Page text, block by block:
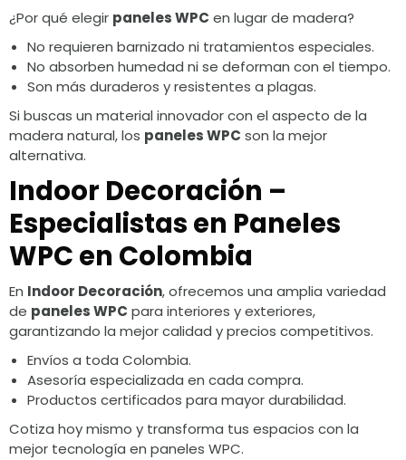
¿Por qué elegir paneles WPC en lugar de madera?
No requieren barnizado ni tratamientos especiales.
No absorben humedad ni se deforman con el tiempo.
Son más duraderos y resistentes a plagas.
Si buscas un material innovador con el aspecto de la
madera natural, los paneles WPC son la mejor
alternativa.
Indoor Decoración –
Especialistas en Paneles
WPC en Colombia
En Indoor Decoración, ofrecemos una amplia variedad
de paneles WPC para interiores y exteriores,
garantizando la mejor calidad y precios competitivos.
Envíos a toda Colombia.
Asesoría especializada en cada compra.
Productos certificados para mayor durabilidad.
Cotiza hoy mismo y transforma tus espacios con la
mejor tecnología en paneles WPC.